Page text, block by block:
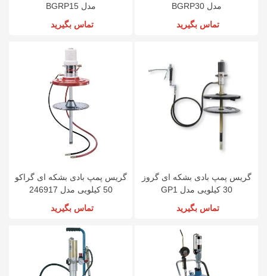
مدل BGRP30
تماس بگیرید
مدل BGRP15
تماس بگیرید
گریس پمپ بادی بشکه ای گروز
30 کیلویی مدل GP1
تماس بگیرید
گریس پمپ بادی بشکه ای گراکو
50 کیلویی مدل 246917
تماس بگیرید